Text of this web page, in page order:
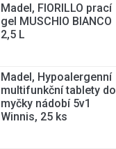
Madel, FIORILLO prací
gel MUSCHIO BIANCO
2,5 L
Madel, Hypoalergenní
multifunkční tablety do
myčky nádobí 5v1
Winnis, 25 ks